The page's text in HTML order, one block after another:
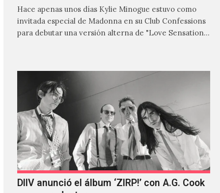
Hace apenas unos días Kylie Minogue estuvo como
invitada especial de Madonna en su Club Confessions
para debutar una versión alterna de "Love Sensation",
DIIV anunció el álbum ‘ZIRP!’ con A.G. Cook